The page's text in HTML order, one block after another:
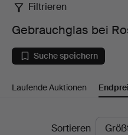
Gebrauchglas
bei
Roslagens
Auktionsverk
Filtrieren
Gebrauchglas bei
Suche speichern
Laufende Auktionen
EndpreiseSortieren